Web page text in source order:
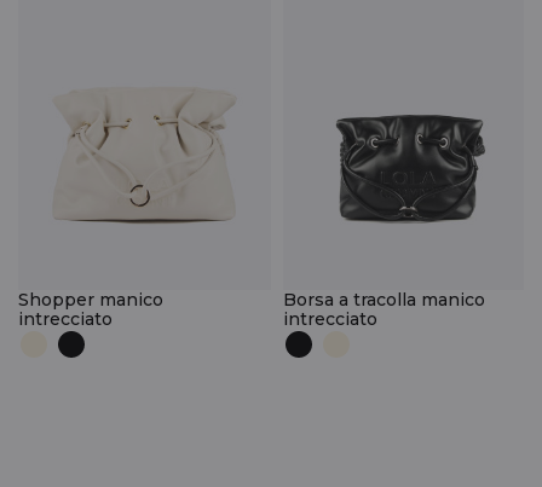
Shopper manico
intrecciato
Borsa a tracolla manico
intrecciato